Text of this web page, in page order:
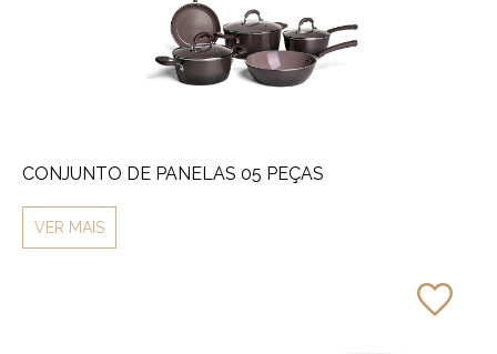
CONJUNTO DE PANELAS 05 PEÇAS
VER MAIS